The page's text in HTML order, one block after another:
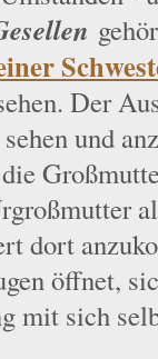
Der
und
dort
öffnet,
mit sich